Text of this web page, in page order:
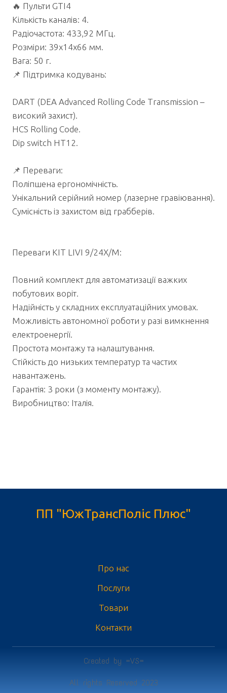
🔥 Пульти GTI4
Кількість каналів: 4.
Радіочастота: 433,92 МГц.
Розміри: 39x14x66 мм.
Вага: 50 г.
📌 Підтримка кодувань:
DART (DEA Advanced Rolling Code Transmission –
високий захист).
HCS Rolling Code.
Dip switch HT12.
📌 Переваги:
Поліпшена ергономічність.
Унікальний серійний номер (лазерне гравіювання).
Сумісність із захистом від грабберів.
Переваги KIT LIVI 9/24X/M:
Повний комплект для автоматизації важких
побутових воріт.
Надійність у складних експлуатаційних умовах.
Можливість автономної роботи у разі вимкнення
електроенергії.
Простота монтажу та налаштування.
Стійкість до низьких температур та частих
навантажень.
Гарантія: 3 роки (з моменту монтажу).
Виробництво: Італія.
ПП "ЮжТрансПоліс Плюс"
Про нас
Послуги
Товари
Контакти
Created by =VS=
All rights Reserved 2023